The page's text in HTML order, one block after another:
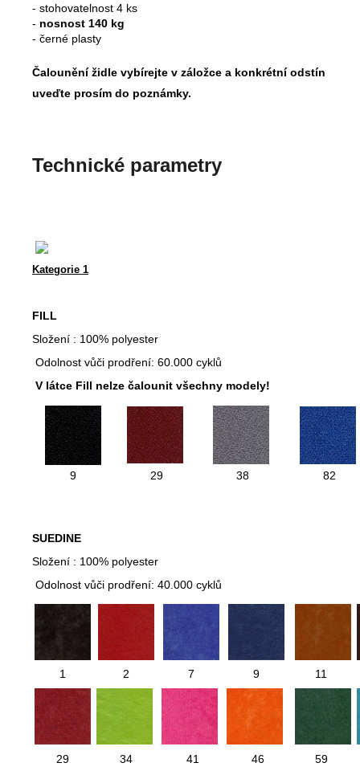
- stohovatelnost 4 ks
- nosnost 140 kg
- černé plasty
Čalounění židle vybírejte v záložce a konkrétní odstín
uveďte prosím do poznámky.
Technické parametry
Kategorie 1
FILL
Složení : 100% polyester
Odolnost vůči prodření: 60.000 cyklů
V látce Fill nelze čalounit všechny modely!
9 29 38 82
SUEDINE
Složení : 100% polyester
Odolnost vůči prodření: 40.000 cyklů
1 2 7 9 11
29 34 41 46 59